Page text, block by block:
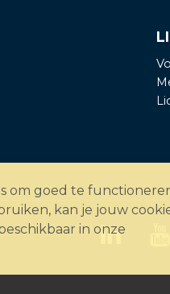
om goed te
kan je jouw
in onze